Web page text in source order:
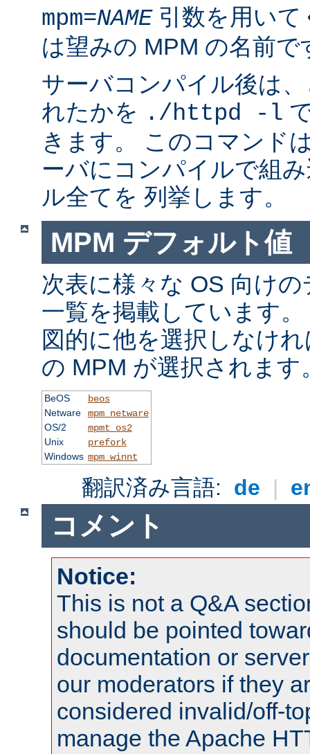
mpm=NAME引数を用い
は望みの MPM の名前で
サーバコンパイル後は
れたかを ./httpd -l
きます。 このコマンド
ーバにコンパイルで組
ル全てを 列挙します。
MPM デフォルト値
次表に様々な OS 向け
一覧を掲載しています
図的に他を選択しなけ
の MPM が選択されます
BeOS
beos
Netware
mpm_netware
OS/2
mpmt_os2
Unix
prefork
Windows mpm_winnt
翻訳済み言語: de |
コメント
Notice:
This is not a Q&A
should be pointed
documentation or
our moderators if they
considered invalid/off-
manage the Apache